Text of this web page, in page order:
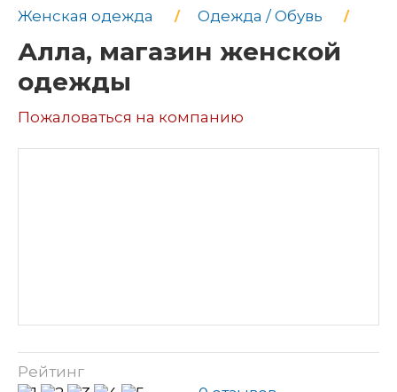
Женская одежда
Одежда / Обувь
Алла, магазин женской
одежды
Пожаловаться на компанию
Рейтинг